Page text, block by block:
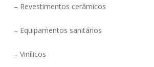
– Revestimentos cerâmicos
– Equipamentos sanitários
– Vinílicos